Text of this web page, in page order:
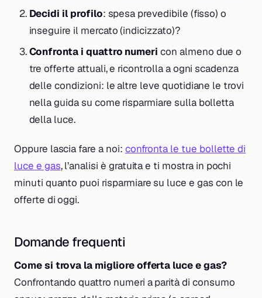
Decidi il profilo: spesa prevedibile (fisso) o
inseguire il mercato (indicizzato)?
Confronta i quattro numeri con almeno due o
tre offerte attuali, e ricontrolla a ogni scadenza
delle condizioni: le altre leve quotidiane le trovi
nella guida su come risparmiare sulla bolletta
della luce.
Oppure lascia fare a noi: confronta le tue bollette di
luce e gas, l’analisi è gratuita e ti mostra in pochi
minuti quanto puoi risparmiare su luce e gas con le
offerte di oggi.
Domande frequenti
Come si trova la migliore offerta luce e gas?
Confrontando quattro numeri a parità di consumo